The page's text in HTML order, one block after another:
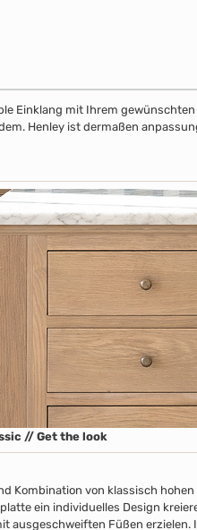
Einklang mit Ihrem
Henley ist dermaßen
// Get the look
Kombination von klassisch
ein individuelles Design
Füßen